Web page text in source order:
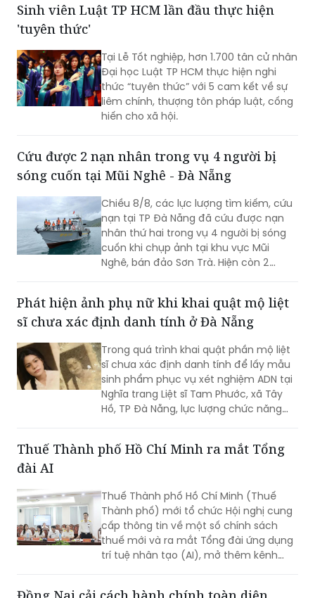
Tại Lễ Tốt nghiệp, hơn 1.700 tân cử nhân
thức “tuyên thức” với 5 cam kết về sự
liêm chính, thượng tôn pháp luật, cống
hiến cho xã hội.
Cứu được 2 nạn nhân trong vụ 4 người bị
Chiều 8/8, các lực lượng tìm kiếm, cứu
nạn tại TP Đà Nẵng đã cứu được nạn
nhân thứ hai trong vụ 4 người bị sóng
cuốn khi chụp ảnh tại khu vực Mũi
Nghê, bán đảo Sơn Trà. Hiện còn 2
người chưa tìm thấy.
Phát hiện ảnh phụ nữ khi khai quật mộ liệt
Trong quá trình khai quật phần mộ liệt
sĩ chưa xác định danh tính để lấy mẫu
sinh phẩm phục vụ xét nghiệm ADN tại
Nghĩa trang Liệt sĩ Tam Phước, xã Tây
Hồ, TP Đà Nẵng, lực lượng chức năng
phát hiện nhiều di vật, trong đó đáng
chú ý có di ảnh một phụ nữ.
Thuế Thành phố Hồ Chí Minh ra mắt Tổng
Thuế Thành phố Hồ Chí Minh (Thuế
cấp thông tin về một số chính sách
thuế mới và ra mắt Tổng đài ứng dụng
trí tuệ nhân tạo (AI), mở thêm kênh
cung cấp thông tin thuế qua nền tảng
thanh toán số.
Đồng Nai cải cách hành chính toàn diện,